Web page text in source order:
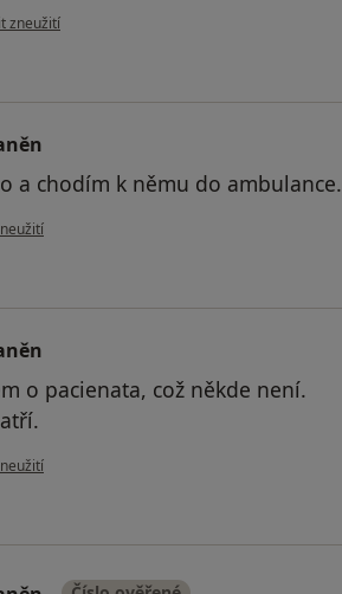
uživatele Váš účet byl odstraněn
zneužití
a chodím k němu do ambulance.
uživatele Váš účet byl odstraněn
o pacienata, což někde není.
uživatele Váš účet byl odstraněn